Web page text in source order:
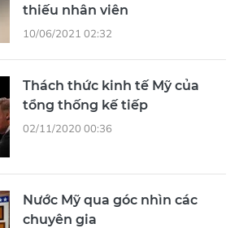
thiếu nhân viên
10/06/2021 02:32
Thách thức kinh tế Mỹ của
tổng thống kế tiếp
02/11/2020 00:36
Nước Mỹ qua góc nhìn các
chuyên gia